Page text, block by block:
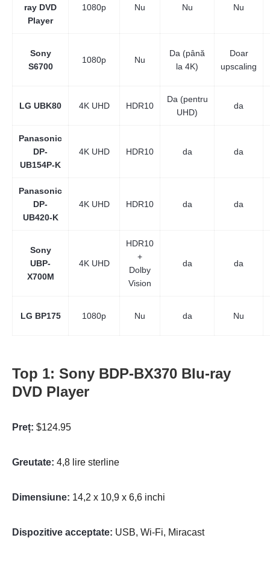
ray DVD
Player
1080p Nu Nu Nu
Sony
S6700
1080p Nu
Da (până
la 4K)
Doar
upscaling
LG UBK80 4K UHD HDR10
Da (pentru
UHD)
da
Panasonic
DP-
UB154P-K
4K UHD HDR10 da da
Panasonic
DP-
UB420-K
4K UHD HDR10 da da
Sony
UBP-
X700M
4K UHD
HDR10
+
Dolby
Vision
da da
LG BP175 1080p Nu da Nu
Top 1: Sony BDP-BX370 Blu-ray
DVD Player
Preț: $124.95
Greutate: 4,8 lire sterline
Dimensiune: 14,2 x 10,9 x 6,6 inchi
Dispozitive acceptate: USB, Wi-Fi, Miracast